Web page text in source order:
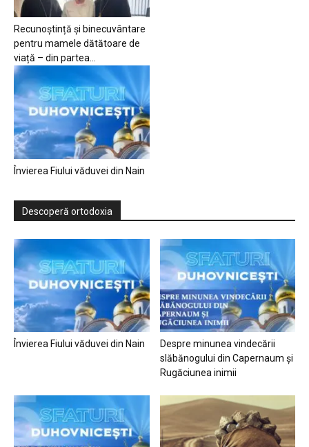
Recunoștință și binecuvântare
pentru mamele dătătoare de
viață – din partea...
Învierea Fiului văduvei din Nain
Descoperă ortodoxia
Învierea Fiului văduvei din Nain
Despre minunea vindecării
slăbănogului din Capernaum și
Rugăciunea inimii